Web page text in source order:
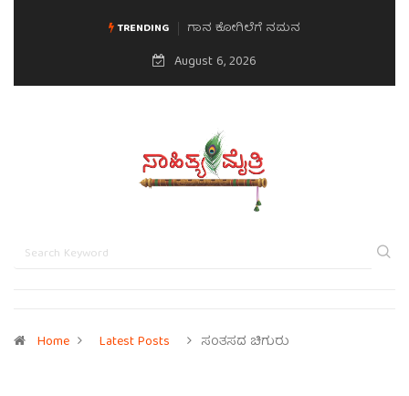
TRENDING ಗಾನ ಕೋಗಿಲೆಗೆ ನಮನ
August 6, 2026
Home Latest Posts ಸಂತಸದ ಚಿಗುರು